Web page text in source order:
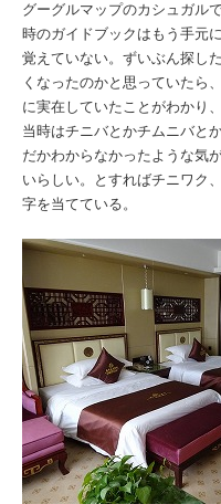
グーグルマップのカシュガル
時のガイドブックはもう手元
覚えていない。ずいぶん探し
くなったのかと思っていたら
に実在していたことがわかり
当時はチニバとかチムニバと
だかわからなかったような気
いらしい。とすればチニワク
字を当てている。